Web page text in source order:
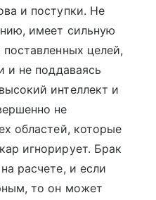
и поступки. Не
имеет сильную
целей,
и не поддаваясь
интеллект и
не
областей, которые
игнорирует. Брак
расчете, и если
то он может